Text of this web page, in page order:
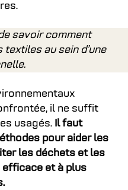
savoir comment
au sein d’une
il ne suffit
usagés. Il faut
pour aider les
les déchets et les
et à plus